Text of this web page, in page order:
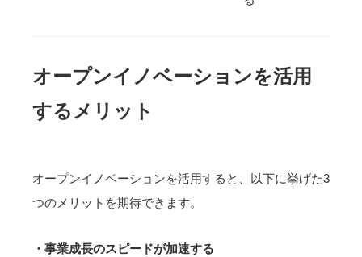
オープンイノベーションを活用
するメリット
オープンイノベーションを活用すると、以下に挙げた3
つのメリットを期待できます。
・事業成長のスピードが加速する